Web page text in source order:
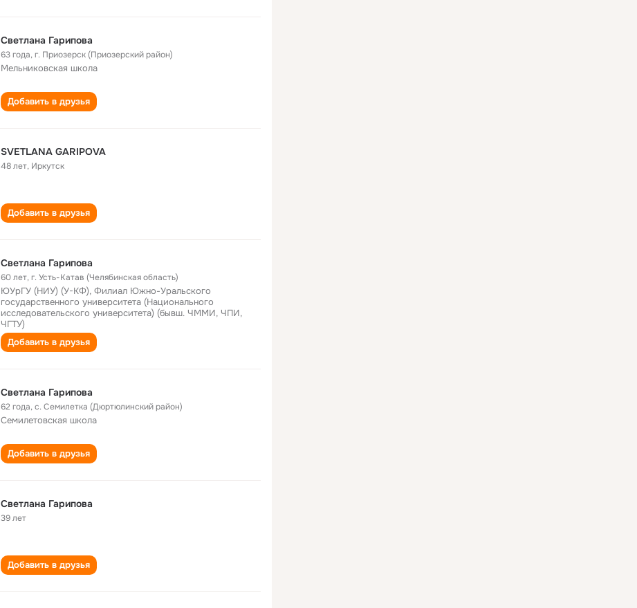
Светлана Гарипова
63 года,г. Приозерск (Приозерский район)
Мельниковская школа
Добавить в друзья
SVETLANA GARIPOVA
48 лет, Иркутск
Добавить в друзья
Светлана Гарипова
60 лет,г. Усть-Катав (Челябинская область)
ЮУрГУ (НИУ) (У-КФ), Филиал Южно-Уральского
государственного университета (Национального
исследовательского университета) (бывш. ЧММИ, ЧПИ,
ЧГТУ)
Добавить в друзья
Светлана Гарипова
62 года,с. Семилетка (Дюртюлинский район)
Семилетовская школа
Добавить в друзья
Светлана Гарипова
39 лет
Добавить в друзья